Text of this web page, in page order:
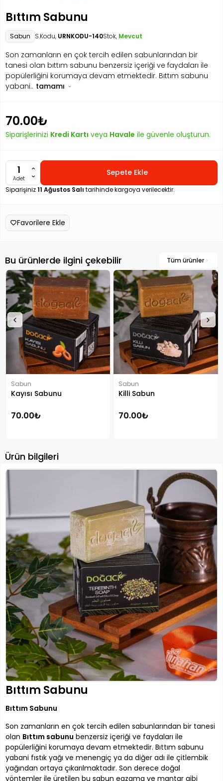
Bıttım Sabunu
Sabun S.Kodu, URNKODU-140Stok, Mevcut
Son zamanların en çok tercih edilen sabunlarından bir
tanesi olan bıttım sabunu benzersiz içeriği ve faydaları ile
popülerliğini korumaya devam etmektedir. Bıttım sabunu
yabani.. tamamı
70.00₺
Siparişlerinizi Kredi Kartı veya Havale ile güvenle oluşturun.
Adet
Sepete Ekle
Siparişiniz11 Ağustos Salı tarihinde kargoya verilecektir.
Favorilere Ekle
Bu ürünlerde ilgini çekebilir Tüm ürünler
Sabun
Kayısı Sabunu
70.00₺
Sabun
Killi Sabun
70.00₺
Ürün bilgileri
Bıttım Sabunu
Bıttım Sabunu
Son zamanların en çok tercih edilen sabunlarından bir tanesi
olan Bıttım sabunu benzersiz içeriği ve faydaları ile
popülerliğini korumaya devam etmektedir. Bıttım sabunu
yabani fıstık yağı ve menengiç ya da diğer adı ile çitlembik
yağından ortaya çıkarılmaktadır. Son derece doğal
yöntemler ile üretilen bu sabun egzama ve mantar gibi